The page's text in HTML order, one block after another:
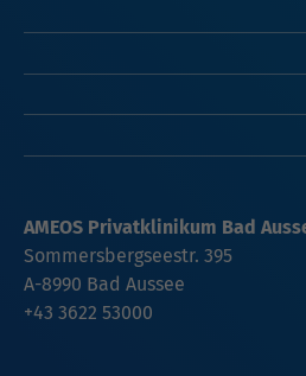
AMEOS Privatklinikum Bad
Sommersbergseestr. 395
A-8990 Bad Aussee
+43 3622 53000